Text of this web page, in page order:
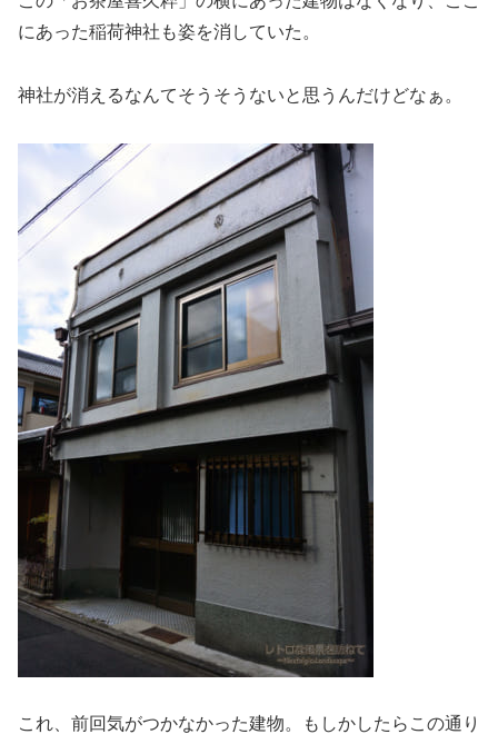
にあった稲荷神社も姿を消していた。
神社が消えるなんてそうそうないと思うんだけどなぁ。
これ、前回気がつかなかった建物。もしかしたらこの通り